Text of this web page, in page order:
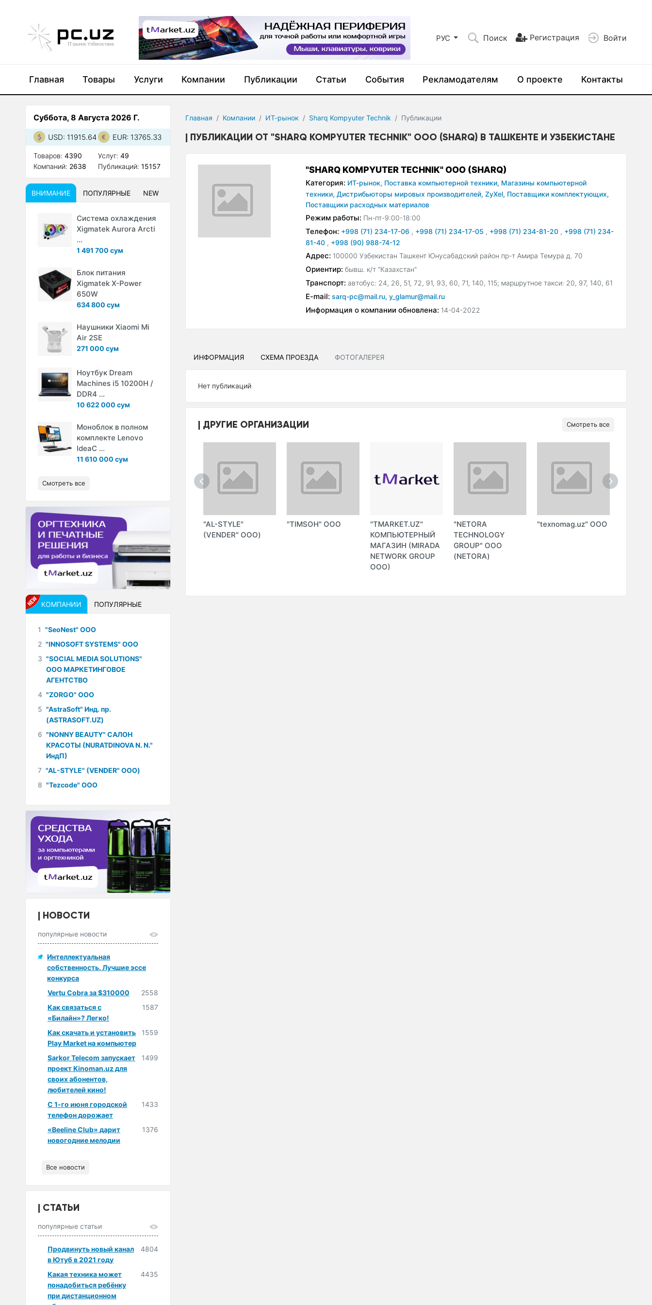
РУС Поиск Регистрация Войти
Главная Товары Услуги Компании Публикации Статьи События Рекламодателям О проекте Контакты
Главная Компании ИТ-рынок Sharq Kompyuter Technik Публикации
ПУБЛИКАЦИИ ОТ "SHARQ KOMPYUTER TECHNIK" OOO (SHARQ) В ТАШКЕНТЕ И УЗБЕКИСТАНЕ
"SHARQ KOMPYUTER TECHNIK" OOO (SHARQ)
Категория: ИТ-рынок, Поставка компьютерной техники, Магазины компьютерной
техники, Дистрибьюторы мировых производителей, ZyXel, Поставщики комплектующих,
Поставщики расходных материалов
Режим работы: Пн-пт-9:00-18:00
Телефон: +998 (71) 234-17-06 , +998 (71) 234-17-05 , +998 (71) 234-81-20 , +998 (71) 234-
81-40 , +998 (90) 988-74-12
Адрес: 100000 Узбекистан Ташкент Юнусабадский район пр-т Амира Темура д. 70
Ориентир: бывш. к/т "Казахстан"
Транспорт: автобус: 24, 26, 51, 72, 91, 93, 60, 71, 140, 115; маршрутное такси: 20, 97, 140, 61
E-mail: sarq-pc@mail.ru, y_glamur@mail.ru
Информация о компании обновлена: 14-04-2022
ИНФОРМАЦИЯ СХЕМА ПРОЕЗДА ФОТОГАЛЕРЕЯ
Нет публикаций
ДРУГИЕ ОРГАНИЗАЦИИ Смотреть все
"GLOBAL
ELECTRONICS"
(GLOBEL PRO"
ООО)
"AGE COMPUTERS"
(ARSLANOV D.E"
ИндП)
"AL-STYLE"
(VENDER" ООО)
"TIMSOH" ООО
"TMARKET.UZ"
КОМПЬЮТЕРНЫЙ
МАГАЗИН (MIRADA
NETWORK GROUP
ООО)
"NETORA
TECHNOLOGY
GROUP" ООО
(NETORA)
"texnomag.uz" ООО
Суббота, 8 Августа 2026 Г.
USD: 11915.64 EUR: 13765.33
Товаров: 4390
Компаний: 2638
Услуг:49
Публикаций:15157
ВНИМАНИЕ ПОПУЛЯРНЫЕ NEW
Система охлаждения
Xigmatek Aurora Arcti
...
1 491 700 сум
Блок питания
Xigmatek X-Power
650W
634 800 сум
Наушники Xiaomi Mi
Air 2SE
271 000 сум
Ноутбук Dream
Machines i5 10200H /
DDR4 ...
10 622 000 сум
Моноблок в полном
комплекте Lenovo
IdeaC ...
11 610 000 сум
Смотреть все
КОМПАНИИ ПОПУЛЯРНЫЕ
1 "SeoNest" ООО
2 "INNOSOFT SYSTEMS" ООО
3 "SOCIAL MEDIA SOLUTIONS"
ООО МАРКЕТИНГОВОЕ
АГЕНТСТВО
4 "ZORGO" ООО
5 "AstraSoft" Инд. пр.
(ASTRASOFT.UZ)
6 "NONNY BEAUTY" САЛОН
КРАСОТЫ (NURATDINOVA N. N."
ИндП)
7 "AL-STYLE" (VENDER" ООО)
8 "Tezcode" ООО
НОВОСТИ
популярные новости
Интеллектуальная
собственность. Лучшие эссе
конкурса
Vertu Cobra за $310000
2558
Как связаться с
«Билайн»? Легко!
1587
Как скачать и установить
Play Market на компьютер
1559
Sarkor Telecom запускает
проект Kinoman.uz для
своих абонентов,
любителей кино!
1499
С 1-го июня городской
телефон дорожает
1433
«Beeline Club» дарит
новогодние мелодии
1376
Все новости
СТАТЬИ
популярные статьи
Продвинуть новый канал
в Ютуб в 2021 году
4804
Какая техника может
понадобиться ребёнку
при дистанционном
4435